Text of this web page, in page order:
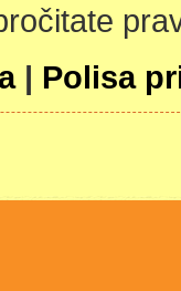
| Polisa